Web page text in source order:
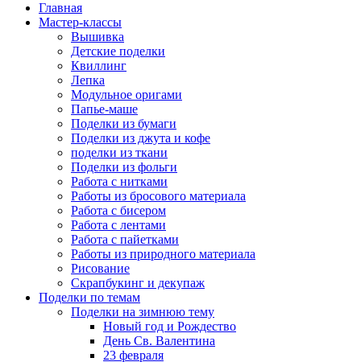
Главная
Мастер-классы
Вышивка
Детские поделки
Квиллинг
Лепка
Модульное оригами
Папье-маше
Поделки из бумаги
Поделки из джута и кофе
поделки из ткани
Поделки из фольги
Работа с нитками
Работы из бросового материала
Работа с бисером
Работа с лентами
Работа с пайетками
Работы из природного материала
Рисование
Скрапбукинг и декупаж
Поделки по темам
Поделки на зимнюю тему
Новый год и Рождество
День Св. Валентина
23 февраля